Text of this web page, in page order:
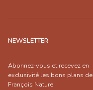
NEWSLETTER
Abonnez-vous et recevez en
exclusivité les bons plans de
François Nature